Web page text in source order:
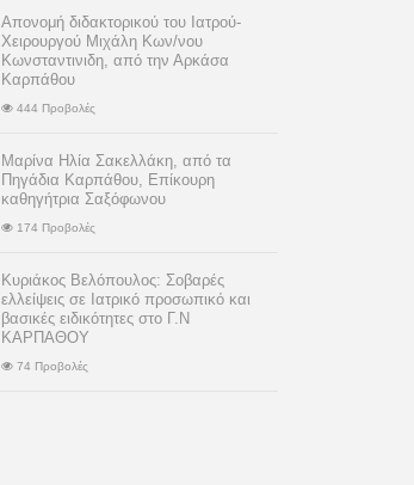
Απονομή διδακτορικού του Ιατρού-
Χειρουργού Μιχάλη Κων/νου
Κωνσταντινιδη, από την Αρκάσα
Καρπάθου
444 Προβολές
Μαρίνα Ηλία Σακελλάκη, από τα
Πηγάδια Καρπάθου, Επίκουρη
καθηγήτρια Σαξόφωνου
174 Προβολές
Κυριάκος Βελόπουλος: Σοβαρές
ελλείψεις σε Ιατρικό προσωπικό και
βασικές ειδικότητες στο Γ.Ν
ΚΑΡΠΑΘΟΥ
74 Προβολές